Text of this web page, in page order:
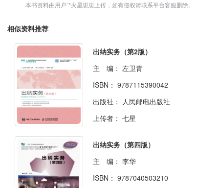
本书资料由用户`*火星崽崽上传，如有侵权请联系平台客服删除。
相似资料推荐
出纳实务（第2版）
主 编： 左卫青
ISBN： 9787115390042
出版社： 人民邮电出版社
上传者： 七星
出纳实务（第四版）
主 编： 李华
ISBN： 9787040503210